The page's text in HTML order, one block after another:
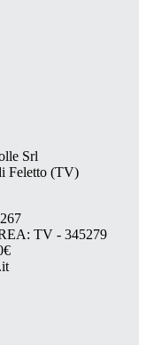
Srl
Feletto (TV)
TV - 345279